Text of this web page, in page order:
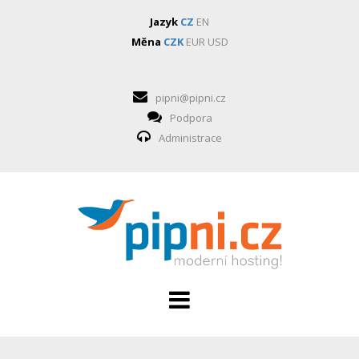
Jazyk CZ EN
Měna CZK EUR USD
pipni@pipni.cz
Podpora
Administrace